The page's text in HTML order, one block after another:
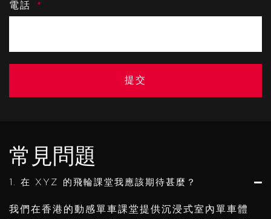
電話
提交
常見問題
1. 在 XYZ 的飛輪課堂我應該期待甚麼？
我們在香港的動感單車課堂提供沉浸式室內單車體